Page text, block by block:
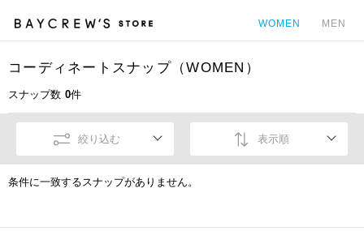
WOMEN MEN
コーディネートスナップ（WOMEN）
スナップ数 0件
絞り込む 表示順
条件に一致するスナップがありません。